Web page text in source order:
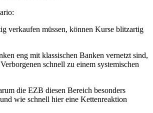
verkaufen müssen, können Kurse blitzartig
eng mit klassischen Banken vernetzt sind,
schnell zu einem systemischen
die EZB diesen Bereich besonders
wie schnell hier eine Kettenreaktion